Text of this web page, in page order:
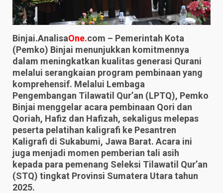
Binjai.AnalisaOne.com – Pemerintah Kota
(Pemko) Binjai menunjukkan komitmennya
dalam meningkatkan kualitas generasi Qurani
melalui serangkaian program pembinaan yang
komprehensif. Melalui Lembaga
Pengembangan Tilawatil Qur’an (LPTQ), Pemko
Binjai menggelar acara pembinaan Qori dan
Qoriah, Hafiz dan Hafizah, sekaligus melepas
peserta pelatihan kaligrafi ke Pesantren
Kaligrafi di Sukabumi, Jawa Barat. Acara ini
juga menjadi momen pemberian tali asih
kepada para pemenang Seleksi Tilawatil Qur’an
(STQ) tingkat Provinsi Sumatera Utara tahun
2025.